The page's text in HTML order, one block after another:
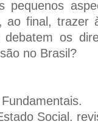
pequenos
ao final, trazer
os
no Brasil?
Social.